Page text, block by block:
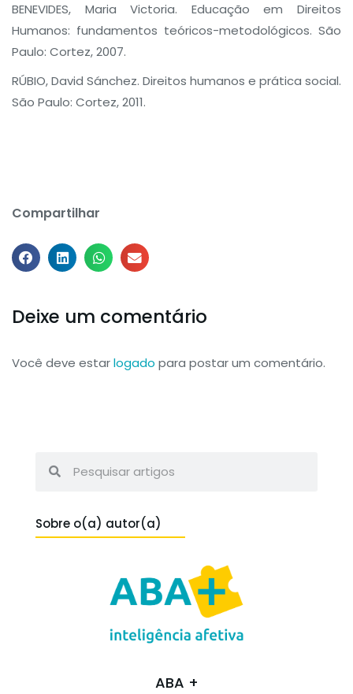
BENEVIDES, Maria Victoria. Educação em Direitos
Humanos: fundamentos teóricos-metodológicos. São
Paulo: Cortez, 2007.
RÚBIO, David Sánchez. Direitos humanos e prática social.
São Paulo: Cortez, 2011.
Compartilhar
Deixe um comentário
Você deve estarlogado para postar um comentário.
Sobre o(a) autor(a)
ABA +